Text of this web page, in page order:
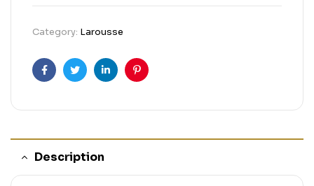
Category: Larousse
FacebookTwitterLinkedinPinterest
Description